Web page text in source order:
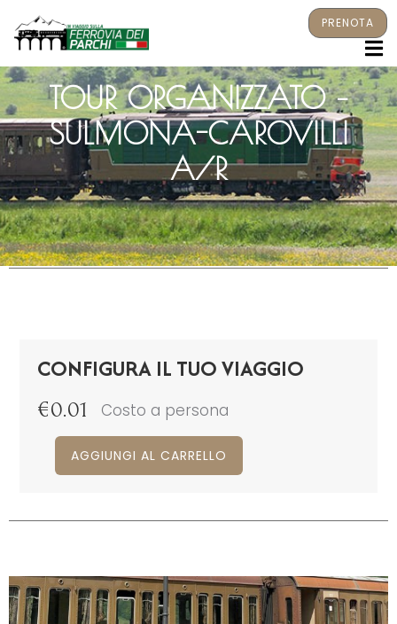
PRENOTA
TOUR ORGANIZZATO –
SULMONA-CAROVILLI
A/R
CONFIGURA IL TUO VIAGGIO
€0.01 Costo a persona
AGGIUNGI AL CARRELLO